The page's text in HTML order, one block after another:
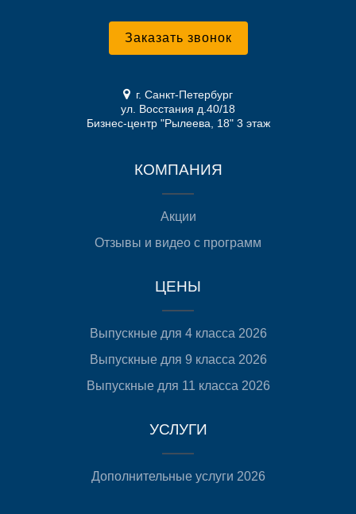
Заказать звонок
г. Санкт-Петербург
ул. Восстания д.40/18
Бизнес-центр "Рылеева, 18" 3 этаж
КОМПАНИЯ
Акции
Отзывы и видео с программ
ЦЕНЫ
Выпускные для 4 класса 2026
Выпускные для 9 класса 2026
Выпускные для 11 класса 2026
УСЛУГИ
Дополнительные услуги 2026